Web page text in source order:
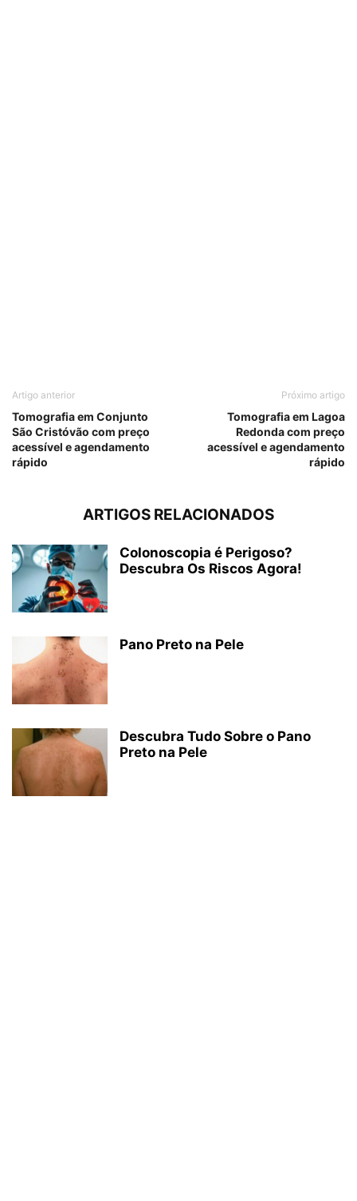
Artigo anterior
Tomografia em Conjunto
São Cristóvão com preço
acessível e agendamento
rápido
Próximo artigo
Tomografia em Lagoa
Redonda com preço
acessível e agendamento
rápido
ARTIGOS RELACIONADOS
Colonoscopia é Perigoso?
Descubra Os Riscos Agora!
Pano Preto na Pele
Descubra Tudo Sobre o Pano
Preto na Pele